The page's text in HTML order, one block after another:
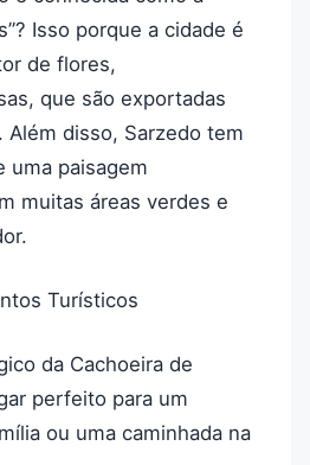
Isso porque a cidade é
de flores,
que são exportadas
Além disso, Sarzedo tem
uma paisagem
muitas áreas verdes e
Turísticos
da Cachoeira de
perfeito para um
ou uma caminhada na